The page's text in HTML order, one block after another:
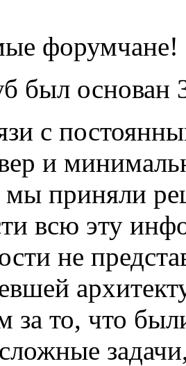
форумчане!
был основан
с
и
приняли
всю эту
не
за то, что